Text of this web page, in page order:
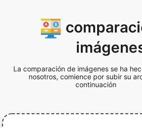
La comparación de imágenes se ha
nosotros, comience por subir su
continuación